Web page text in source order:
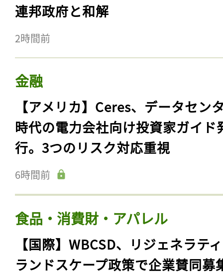
連邦政府と和解
2時間前
金融
【アメリカ】Ceres、データセン
時代の電力会社向け投資家ガイド
行。3つのリスク対応重視
6時間前
食品・消費財・アパレル
【国際】WBCSD、リジェネラテ
ランドスケープ政策で企業賛同募